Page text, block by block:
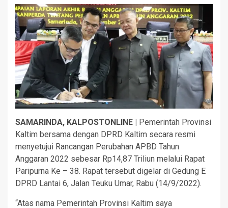
SAMARINDA, KALPOSTONLINE |
Pemerintah Provinsi
Kaltim bersama dengan DPRD Kaltim secara resmi
menyetujui Rancangan Perubahan APBD Tahun
Anggaran 2022 sebesar Rp14,87 Triliun melalui Rapat
Paripurna Ke – 38. Rapat tersebut digelar di Gedung E
DPRD Lantai 6, Jalan Teuku Umar, Rabu (14/9/2022).
“Atas nama Pemerintah Provinsi Kaltim saya